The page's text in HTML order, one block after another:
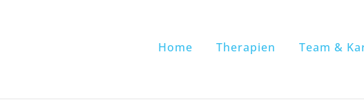
Home Therapien Team &